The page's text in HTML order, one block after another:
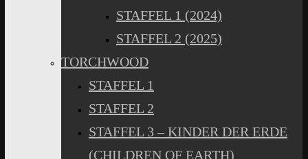
STAFFEL 1 (2024)
STAFFEL 2 (2025)
TORCHWOOD
STAFFEL 1
STAFFEL 2
STAFFEL 3 – KINDER DER ERDE
(CHILDREN OF EARTH)